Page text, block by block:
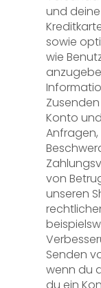
und
sowie
wie
Konto
von
unseren
Senden
wenn du